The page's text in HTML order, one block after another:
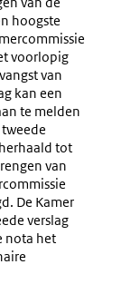
Antwoord
1.98)
hoogste
voorlopig
van
kan een
te melden
tot
van
De Kamer
verslag
nota het